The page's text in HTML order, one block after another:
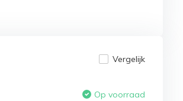
Vergelijk
Op voorraad